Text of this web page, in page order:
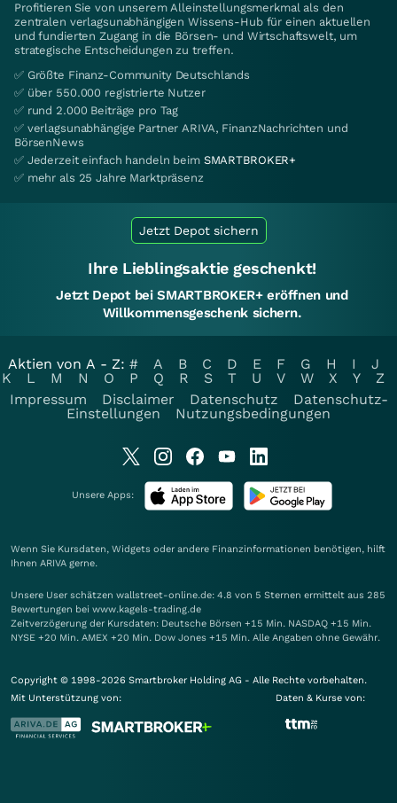
Profitieren Sie von unserem Alleinstellungsmerkmal als den
zentralen verlagsunabhängigen Wissens-Hub für einen aktuellen
und fundierten Zugang in die Börsen- und Wirtschaftswelt, um
strategische Entscheidungen zu treffen.
✅ Größte Finanz-Community Deutschlands
✅ über 550.000 registrierte Nutzer
✅ rund 2.000 Beiträge pro Tag
✅ verlagsunabhängige Partner ARIVA, FinanzNachrichten und
BörsenNews
✅ Jederzeit einfach handeln beim SMARTBROKER+
✅ mehr als 25 Jahre Marktpräsenz
Jetzt Depot sichern
Ihre Lieblingsaktie geschenkt!
Jetzt Depot bei SMARTBROKER+ eröffnen und
Willkommensgeschenk sichern.
Aktien von A - Z: # A B C D E F G H I
J
K
L M N O P Q R S T U V W X Y
Z
Impressum
Disclaimer Datenschutz
Datenschutz-
Einstellungen
Nutzungsbedingungen
Unsere Apps:
Wenn Sie Kursdaten, Widgets oder andere Finanzinformationen benötigen, hilft
Ihnen ARIVA gerne.
Unsere User schätzen wallstreet-online.de: 4.8 von 5 Sternen ermittelt aus 285
Bewertungen bei www.kagels-trading.de
Zeitverzögerung der Kursdaten: Deutsche Börsen +15 Min. NASDAQ +15 Min.
NYSE +20 Min. AMEX +20 Min. Dow Jones +15 Min. Alle Angaben ohne Gewähr.
Copyright © 1998-2026 Smartbroker Holding AG - Alle Rechte vorbehalten.
Mit Unterstützung von:
Daten & Kurse von: